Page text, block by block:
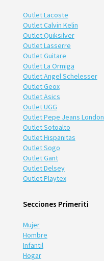
Outlet Lacoste
Outlet Calvin Kelin
Outlet Quiksilver
Outlet Lasserre
Outlet Guitare
Outlet La Ormiga
Outlet Angel Schelesser
Outlet Geox
Outlet Asics
Outlet UGG
Outlet Pepe Jeans London
Outlet Sotoalto
Outlet Hispanitas
Outlet Sogo
Outlet Gant
Outlet Delsey
Outlet Playtex
Secciones Primeriti
Mujer
Hombre
Infantil
Hogar